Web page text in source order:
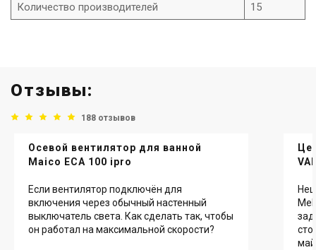
Количество производителей
15
Отзывы:
188 отзывов
Осевой вентилятор для ванной
Maico ECA 100 ipro
Если вентилятор подключён для
включения через обычный настенный
выключатель света. Как сделать так, чтобы
он работал на максимальной скорости?